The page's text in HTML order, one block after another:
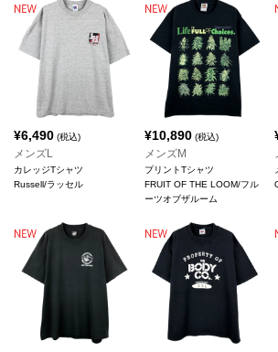
¥6,490 (税込)
メンズL
カレッジTシャツ
Russell/ラッセル
¥10,890(税込)
メンズM
プリントTシャツ
FRUIT OF THE LOOM/フル
ーツオブザルーム